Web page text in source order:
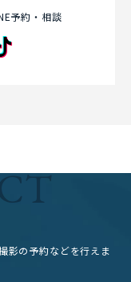
予約・相談
影の予約などを行えま